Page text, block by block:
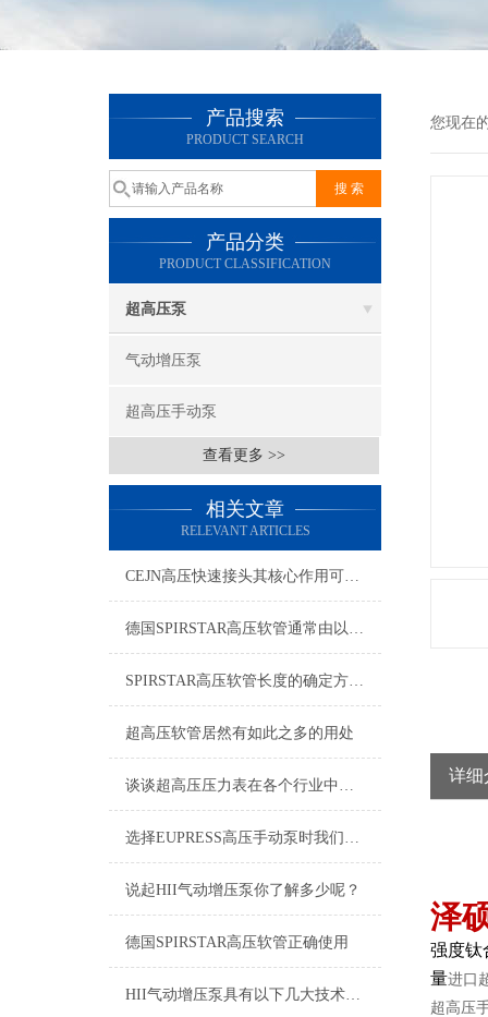
产品搜索
PRODUCT SEARCH
产品分类
PRODUCT CLASSIFICATION
超高压泵
气动增压泵
超高压手动泵
查看更多 >>
相关文章
RELEVANT ARTICLES
CEJN高压快速接头其核心作用可归纳为以下方面
德国SPIRSTAR高压软管通常由以下几个主要部分组成
SPIRSTAR高压软管长度的确定方法及胶层选材注意事项
超高压软管居然有如此之多的用处
谈谈超高压压力表在各个行业中的应用
选择EUPRESS高压手动泵时我们应该考虑什么呢？
说起HII气动增压泵你了解多少呢？
德国SPIRSTAR高压软管正确使用
HII气动增压泵具有以下几大技术特点
您现在
详细
泽
强度钛
量进口
超高压